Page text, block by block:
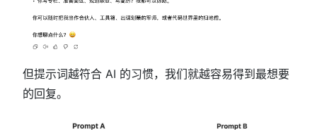
但提示词越符合 AI 的习惯，我们就越容易得到最想要
的回复。